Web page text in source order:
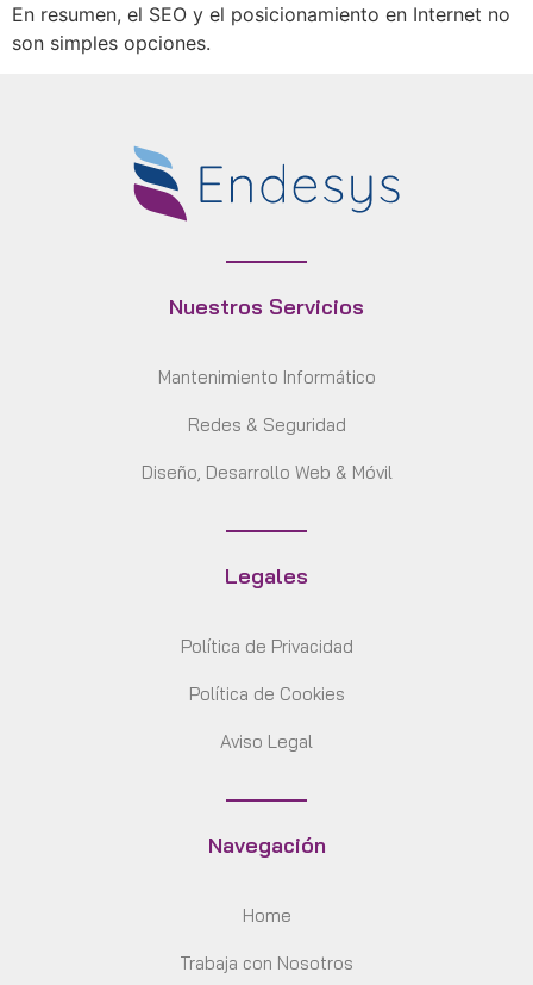
En resumen, el SEO y el posicionamiento en Internet no
son simples opciones.
Nuestros Servicios
Mantenimiento Informático
Redes & Seguridad
Diseño, Desarrollo Web & Móvil
Legales
Política de Privacidad
Política de Cookies
Aviso Legal
Navegación
Home
Trabaja con Nosotros